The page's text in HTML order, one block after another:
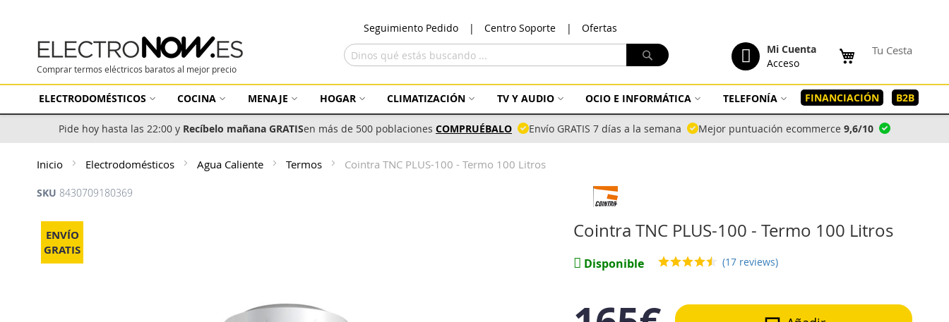
Seguimiento Pedido Centro Soporte Ofertas
contenido
Comprar termos eléctricos baratos al mejor precio
Tu Cesta
Mi Cuenta
Acceso
Buscar
ELECTRODOMÉSTICOS COCINA MENAJE HOGAR CLIMATIZACIÓN TV Y AUDIO OCIO E INFORMÁTICA TELEFONÍA FINANCIACIÓN B2B
Pide hoy hasta las 22:00 y Recíbelo mañana GRATISen más de 500 poblaciones COMPRUÉBALO Envío GRATIS 7 días a la semana Mejor puntuación ecommerce 9,6/10
Inicio Electrodomésticos Agua Caliente Termos Cointra TNC PLUS-100 - Termo 100 Litros
Cointra TNC PLUS-100 - Termo 100 Litros
Disponible (17 reviews)
ENVÍO
GRATIS
SKU 8430709180369
Saltar
final
de